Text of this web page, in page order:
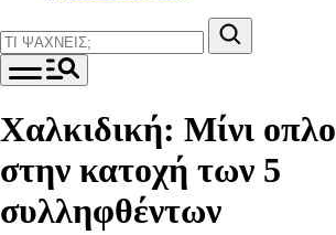
Χαλκιδική: Μίνι
στην κατοχή των 5
συλληφθέντων